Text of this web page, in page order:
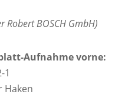
Robert BOSCH GmbH)
Aufnahme vorne:
1
Haken